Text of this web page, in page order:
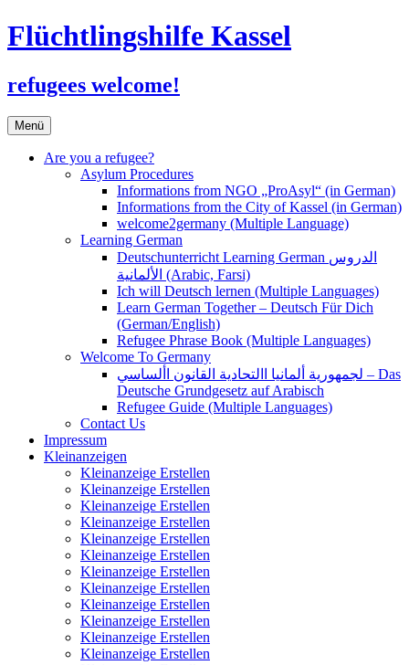
Flüchtlingshilfe Kassel
refugees welcome!
Menü Zum
Inhalt
springen
Are you a refugee?
Asylum Procedures
Informations from NGO „ProAsyl“ (in German)
Informations from the City of Kassel (in German)
welcome2germany (Multiple Language)
Learning German
Deutschunterricht Learning German الدروس
الألمانية (Arabic, Farsi)
Ich will Deutsch lernen (Multiple Languages)
Learn German Together – Deutsch Für Dich
(German/English)
Refugee Phrase Book (Multiple Languages)
Welcome To Germany
لجمهورية ألمانيا االتحادية القانون األساسي – Das
Deutsche Grundgesetz auf Arabisch
Refugee Guide (Multiple Languages)
Contact Us
Impressum
Kleinanzeigen
Kleinanzeige Erstellen
Kleinanzeige Erstellen
Kleinanzeige Erstellen
Kleinanzeige Erstellen
Kleinanzeige Erstellen
Kleinanzeige Erstellen
Kleinanzeige Erstellen
Kleinanzeige Erstellen
Kleinanzeige Erstellen
Kleinanzeige Erstellen
Kleinanzeige Erstellen
Kleinanzeige Erstellen